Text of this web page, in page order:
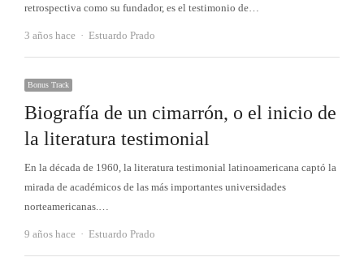
retrospectiva como su fundador, es el testimonio de…
3 años hace Autor
Estuardo Prado
Bonus Track
Biografía de un cimarrón, o el inicio de
la literatura testimonial
En la década de 1960, la literatura testimonial latinoamericana captó la
mirada de académicos de las más importantes universidades
norteamericanas.…
9 años hace Autor
Estuardo Prado